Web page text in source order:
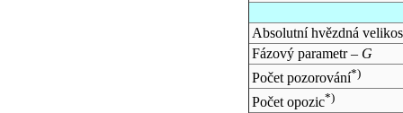
Absolutní hvězdná
Fázový parametr – G
Počet pozorování*)
Počet opozic*)